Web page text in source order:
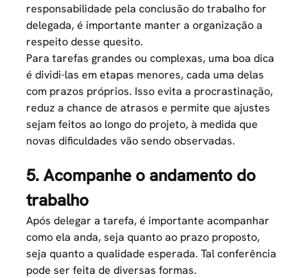
responsabilidade pela conclusão do trabalho for
delegada, é importante manter a organização a
respeito desse quesito.
Para tarefas grandes ou complexas, uma boa dica
é dividi-las em etapas menores, cada uma delas
com prazos próprios. Isso evita a procrastinação,
reduz a chance de atrasos e permite que ajustes
sejam feitos ao longo do projeto, à medida que
novas dificuldades vão sendo observadas.
5. Acompanhe o andamento do
trabalho
Após delegar a tarefa, é importante acompanhar
como ela anda, seja quanto ao prazo proposto,
seja quanto a qualidade esperada. Tal conferência
pode ser feita de diversas formas.